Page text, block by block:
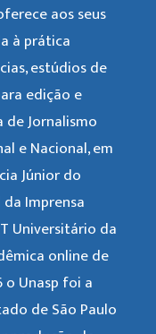
aos seus
à prática
estúdios de
edição e
de Jornalismo
e Nacional, em
Júnior do
Imprensa
Universitário da
online de
o Unasp foi a
de São Paulo